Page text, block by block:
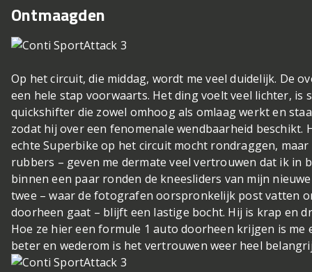
Ontmaagden
Op het circuit, die middag, wordt me veel duidelijk. De
een hele stap voorwaarts. Het ding voelt veel lichter, is
quickshifter die zowel omhoog als omlaag werkt en
zodat hij over een fenomenale wendbaarheid beschikt.
echte Superbike op het circuit mocht rondraggen,
rubbers – geven me dermate veel vertrouwen dat ik in
binnen een paar ronden de kneesliders van mijn
twee – waar de fotografen oorspronkelijk post vatten
doorheen gaat – blijft een lastige bocht. Hij is krap en
Hoe ze hier een formule 1 auto doorheen krijgen is me
beter en wederom is het vertrouwen weer heel